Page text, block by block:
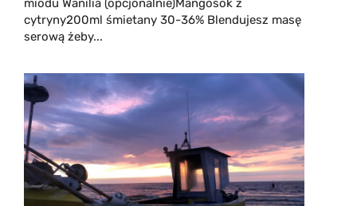
miodu Wanilia (opcjonalnie)Mangosok z
cytryny200ml śmietany 30-36% Blendujesz masę
serową żeby...